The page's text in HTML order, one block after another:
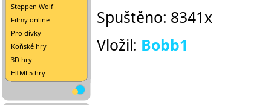
Steppen Wolf
Filmy online
Pro dívky
Koňské hry
3D hry
HTML5 hry
Spuštěno: 8341x
Vložil: Bobb1